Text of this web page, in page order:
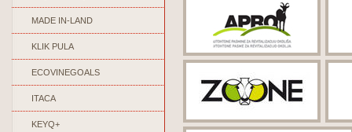
MADE IN-LAND
KLIK PULA
ECOVINEGOALS
ITACA
KEYQ+